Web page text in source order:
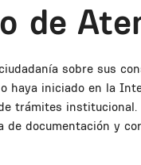
de
sobre sus
haya iniciado en la
trámites
de documentación y